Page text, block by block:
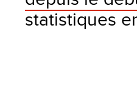
statistiques